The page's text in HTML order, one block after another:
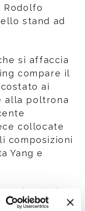
Rodolfo
stand ad
si affaccia
compare il
ai
alla poltrona
collocate
composizioni
Yang e
ricorda le
delle